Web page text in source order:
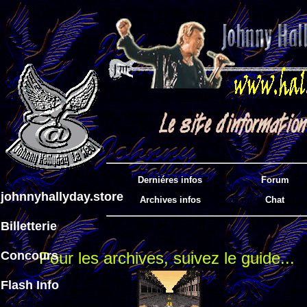
Derniéres infos
Forum
Archives infos
Chat
johnnyhallyday.store
Billetterie
Concours
Flash Info
Pour les archives, suivez le guide...